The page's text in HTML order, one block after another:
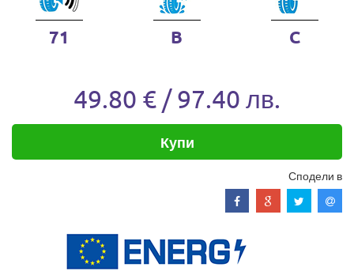
71 B C
49.80 € / 97.40 лв.
Купи
Сподели в